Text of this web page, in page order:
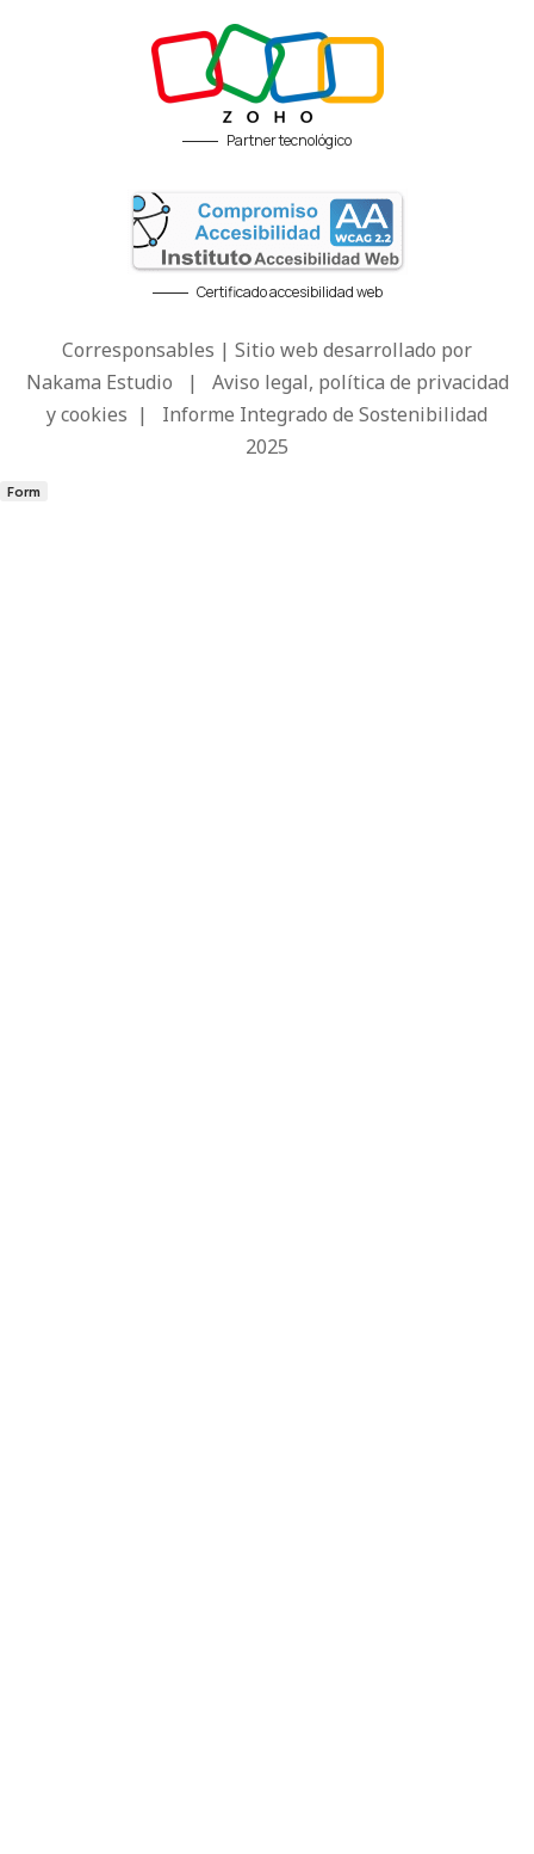
Partner tecnológico
Certificado accesibilidad web
Corresponsables | Sitio web desarrollado por
Nakama Estudio | Aviso legal, política de privacidad
y cookies | Informe Integrado de Sostenibilidad
2025
Form